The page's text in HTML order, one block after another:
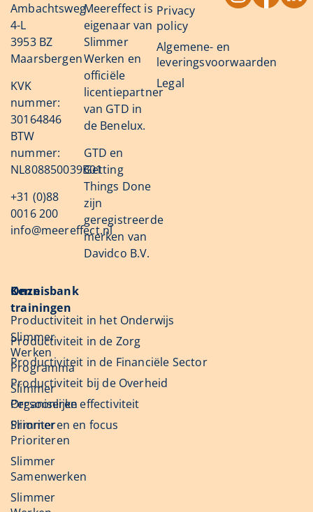
Ambachtsweg
4-L
3953 BZ
Maarsbergen
KVK
nummer:
30164846
BTW
nummer:
NL808850039B01
+31 (0)88
0016 200
info@meereffect.nl
Meereffect is
eigenaar van
Slimmer
Werken en
officiële
licentiepartner
van GTD in
de Benelux.
GTD en
Getting
Things Done
zijn
geregistreerde
merken van
Davidco B.V.
Privacy
policy
Algemene- en
leveringsvoorwaarden
Legal
Onze
trainingen
Slimmer
Werken
Programma
Slimmer
Organiseren
Slimmer
Prioriteren
Slimmer
Samenwerken
Slimmer
Kennisbank
Productiviteit in het Onderwijs
Productiviteit in de Zorg
Productiviteit in de Financiële Sector
Productiviteit bij de Overheid
Persoonlijke effectiviteit
Prioriteren en focus